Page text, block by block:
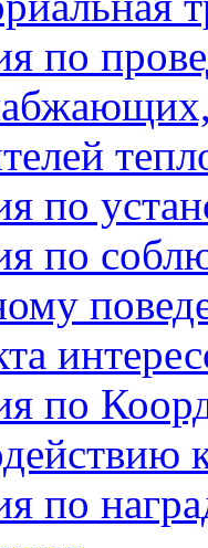
по
по
по
по
по